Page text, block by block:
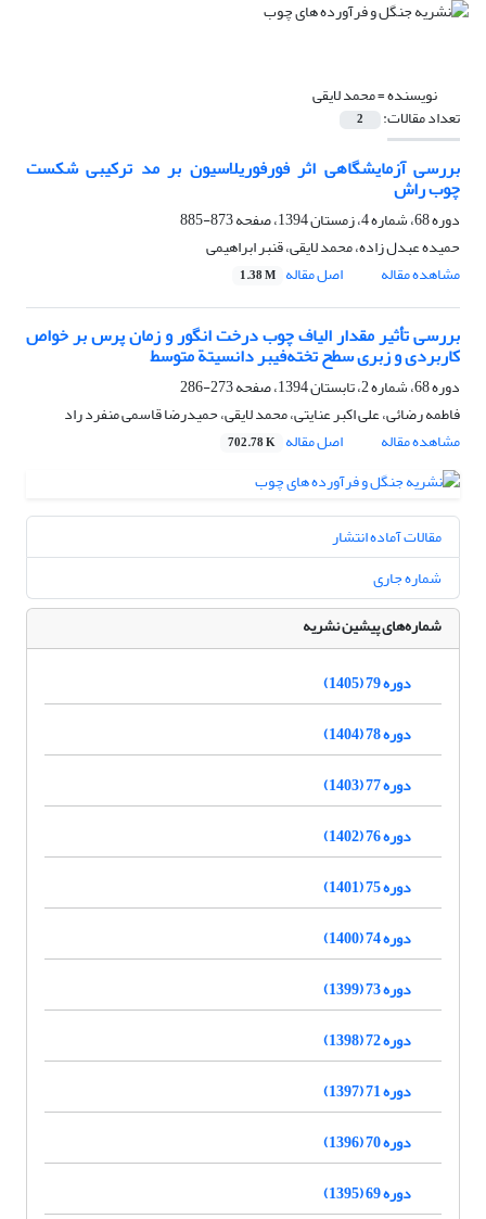
نویسنده =محمد لایقی
تعداد مقالات: 2
بررسی آزمایشگاهی اثر فورفوریلاسیون بر مد ترکیبی شکست
چوب راش
دوره 68، شماره 4، زمستان 1394، صفحه
873-885
حمیده عبدل زاده، محمد لایقی، قنبر ابراهیمی
مشاهده مقاله
اصل مقاله 1.38 M
بررسی تأثیر مقدار الیاف چوب درخت انگور و زمان پرس بر خواص
کاربردی و زبری سطح تخته‌‌فیبر دانسیتة متوسط
دوره 68، شماره 2، تابستان 1394، صفحه
273-286
فاطمه رضائی، علی اکبر عنایتی، محمد لایقی، حمیدرضا قاسمی منفرد راد
مشاهده مقاله
اصل مقاله 702.78 K
مقالات آماده انتشار
شماره جاری
شماره‌های پیشین نشریه
دوره 79 (1405)
دوره 78 (1404)
دوره 77 (1403)
دوره 76 (1402)
دوره 75 (1401)
دوره 74 (1400)
دوره 73 (1399)
دوره 72 (1398)
دوره 71 (1397)
دوره 70 (1396)
دوره 69 (1395)